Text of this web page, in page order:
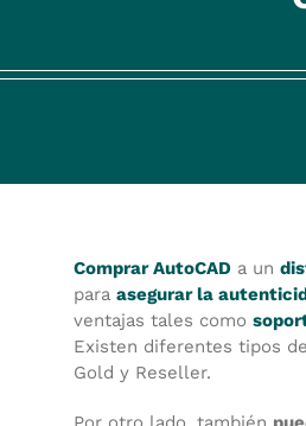
Comprar AutoCAD a un
para asegurar la
ventajas tales como
Existen diferentes tipos
Gold y Reseller.